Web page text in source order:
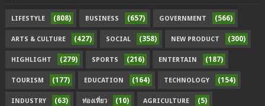
LIFESTYLE (808) BUSINESS (657) GOVERNMENT (566)
ARTS & CULTURE (427) SOCIAL (358) NEW PRODUCT (300)
HIGHLIGHT (279) SPORTS (216) ENTERTAIN (187)
TOURISM (177) EDUCATION (164) TECHNOLOGY (154)
INDUSTRY (63) ท่องเที่ยว (10) AGRICULTURE (5)